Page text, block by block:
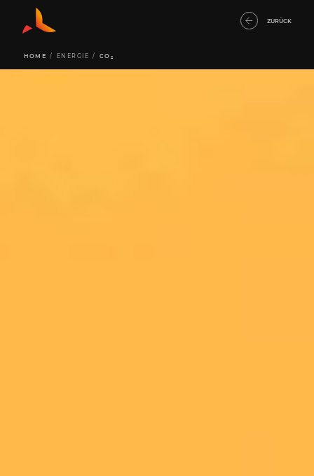
ZURÜCK
HOME / ENERGIE / CO₂